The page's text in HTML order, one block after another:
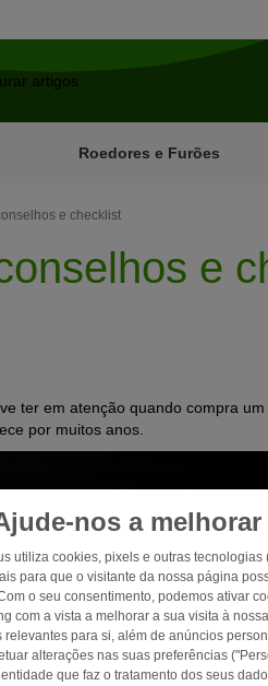
Roedores e Furões
e checklist
e
ter em atenção quando compra um
por muitos anos.
nos a
utiliza cookies, pixels e outras
para que o visitante da nossa página
o seu consentimento, podemos ativar
com a vista a melhorar a sua visita à
relevantes para si, além de anúncios
alterações nas suas preferências
que faz o tratamento dos seus